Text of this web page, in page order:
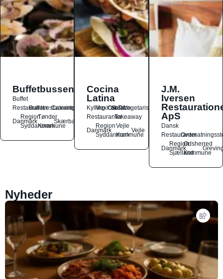
Buffetbussen
Buffet
Restauranter
Buffetrestauranter
Catering
Danmark
Region
Syddanmark
Tønder
Kommune
Skærbæk
Cocina
Latina
Kylling
Mexicansk
OstSalat
TacoVegetarisk
RestauranterTakeaway
Danmark
Region
Syddanmark
Vejle
Kommune
Vejle
J.M.
Iversen
ApS
Dansk
Restauranter
Danmark
Region
Sjælland
Odsherred
Kommune
Nyheder